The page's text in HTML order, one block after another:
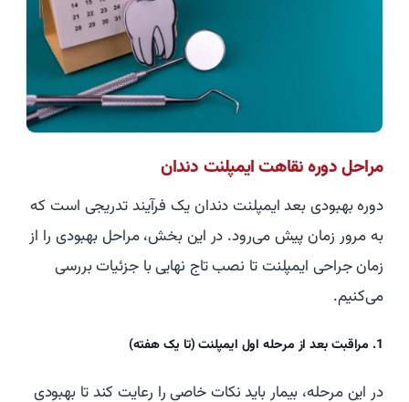
مراحل دوره نقاهت ایمپلنت دندان
دوره بهبودی بعد ایمپلنت دندان یک فرآیند تدریجی است که
به مرور زمان پیش می‌رود. در این بخش، مراحل بهبودی را از
زمان جراحی ایمپلنت تا نصب تاج نهایی با جزئیات بررسی
می‌کنیم.
1. مراقبت بعد از مرحله اول ایمپلنت (تا یک هفته)
در این مرحله، بیمار باید نکات خاصی را رعایت کند تا بهبودی